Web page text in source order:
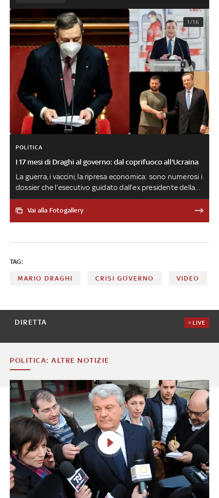
1/16
POLITICA
I 17 mesi di Draghi al governo: dal coprifuoco all'Ucraina
La guerra, i vaccini, la ripresa economica: sono numerosi i
dossier che l’esecutivo guidato dall’ex presidente della
Bce ha affrontato dall’entrata in carica a inizio 2021. Si
aggiungono i cambiamenti e le sfide politiche portate
referendum e lo stop alle grandi navi nei canali di
momenti più difficili fino alle dimissioni del premier
Vai alla Fotogallery
TAG:
MARIO DRAGHI CRISI GOVERNO VIDEO
DIRETTA LIVE
POLITICA: ALTRE NOTIZIE